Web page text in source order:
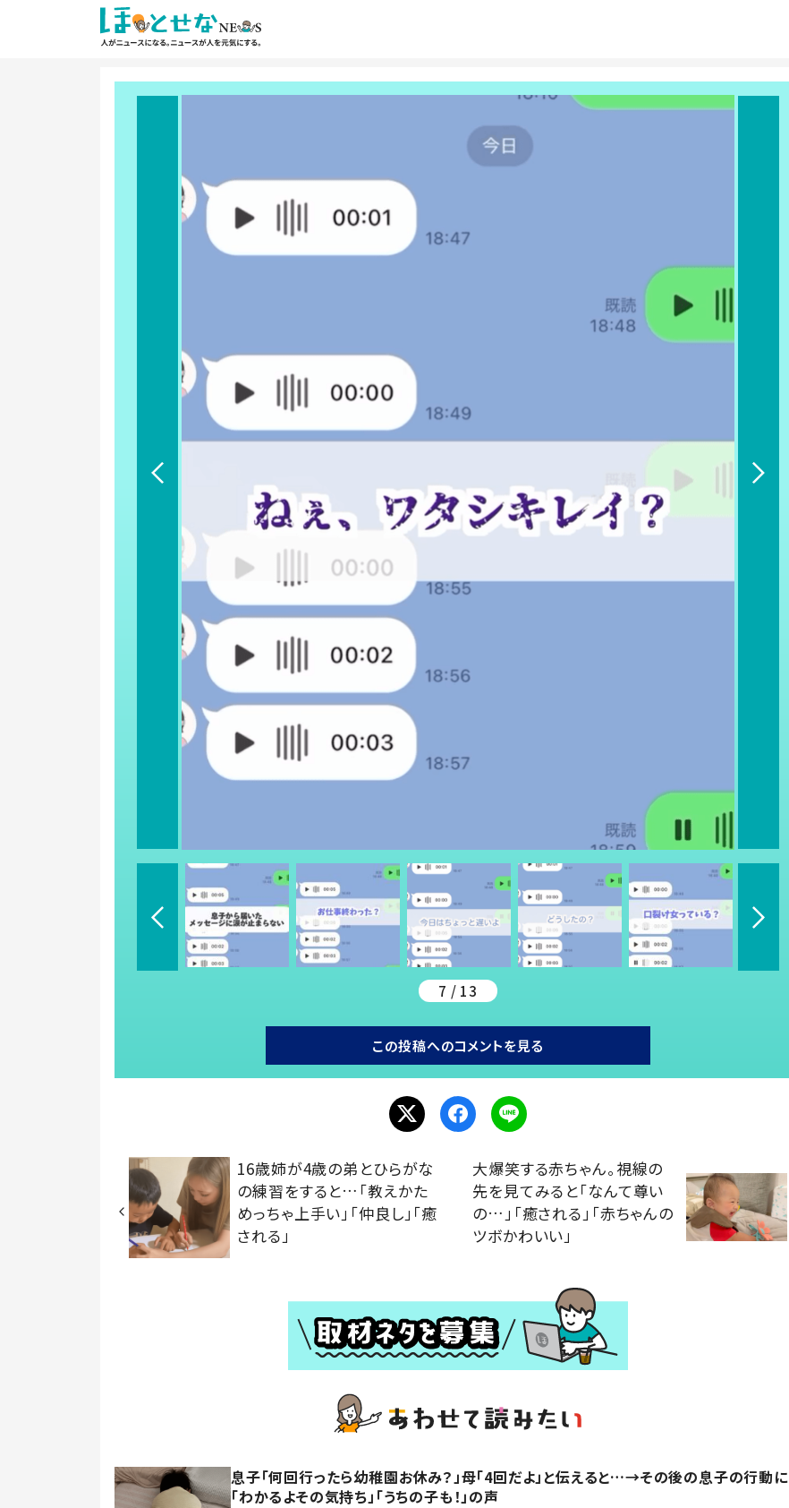
7 / 13
この投稿へのコメントを見る
16歳姉が4歳の弟とひらがな
の練習をすると…「教えかた
めっちゃ上手い」「仲良し」「癒
される」
大爆笑する赤ちゃん。視線の
先を見てみると「なんて尊い
の…」「癒される」「赤ちゃんの
ツボかわいい」
息子「何回行ったら幼稚園お休み？」母「4回だよ」と伝えると…→その後の息子の行動に
「わかるよその気持ち」「うちの子も！」の声